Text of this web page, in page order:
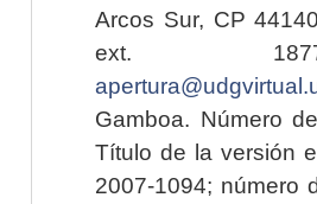
Arcos Sur, CP
ext.
Gamboa. Número
Título de la versión
2007-1094; número